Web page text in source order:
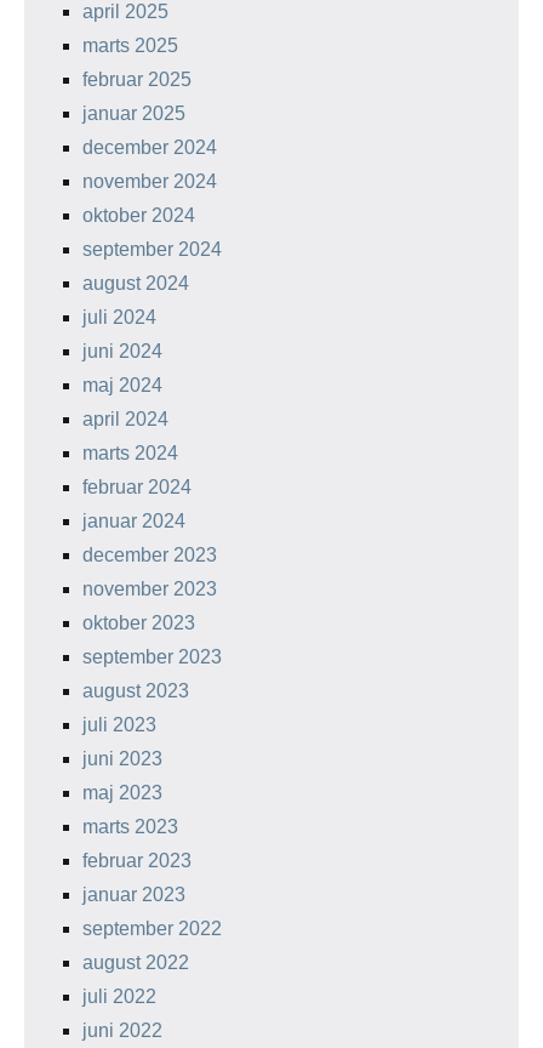
april 2025
marts 2025
februar 2025
januar 2025
december 2024
november 2024
oktober 2024
september 2024
august 2024
juli 2024
juni 2024
maj 2024
april 2024
marts 2024
februar 2024
januar 2024
december 2023
november 2023
oktober 2023
september 2023
august 2023
juli 2023
juni 2023
maj 2023
marts 2023
februar 2023
januar 2023
september 2022
august 2022
juli 2022
juni 2022